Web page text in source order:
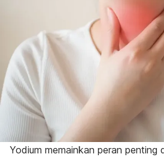
Yodium memainkan peran penting